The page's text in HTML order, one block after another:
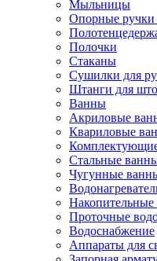
Мыльницы
Опорные ручки
Полочки
Стаканы
Сушилки для
Штанги для
Ванны
Акриловые
Квариловые
Стальные
Чугунные
Накопительные
Проточные
Водоснабжение
Аппараты для